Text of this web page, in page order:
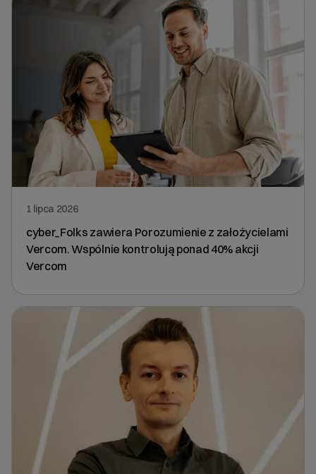
1 lipca 2026
cyber_Folks zawiera Porozumienie z założycielami
Vercom. Wspólnie kontrolują ponad 40% akcji
Vercom